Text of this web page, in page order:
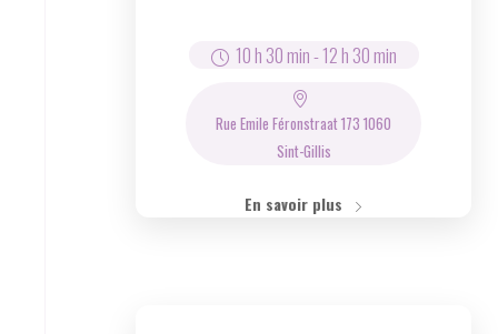
10 h 30 min-12 h 30 min
Rue Emile Féronstraat 173 1060
Sint-Gillis
En savoir plus